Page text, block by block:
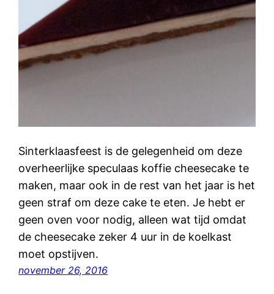
Sinterklaasfeest is de gelegenheid om deze
overheerlijke speculaas koffie cheesecake te
maken, maar ook in de rest van het jaar is het
geen straf om deze cake te eten. Je hebt er
geen oven voor nodig, alleen wat tijd omdat
de cheesecake zeker 4 uur in de koelkast
moet opstijven.
november 26, 2016